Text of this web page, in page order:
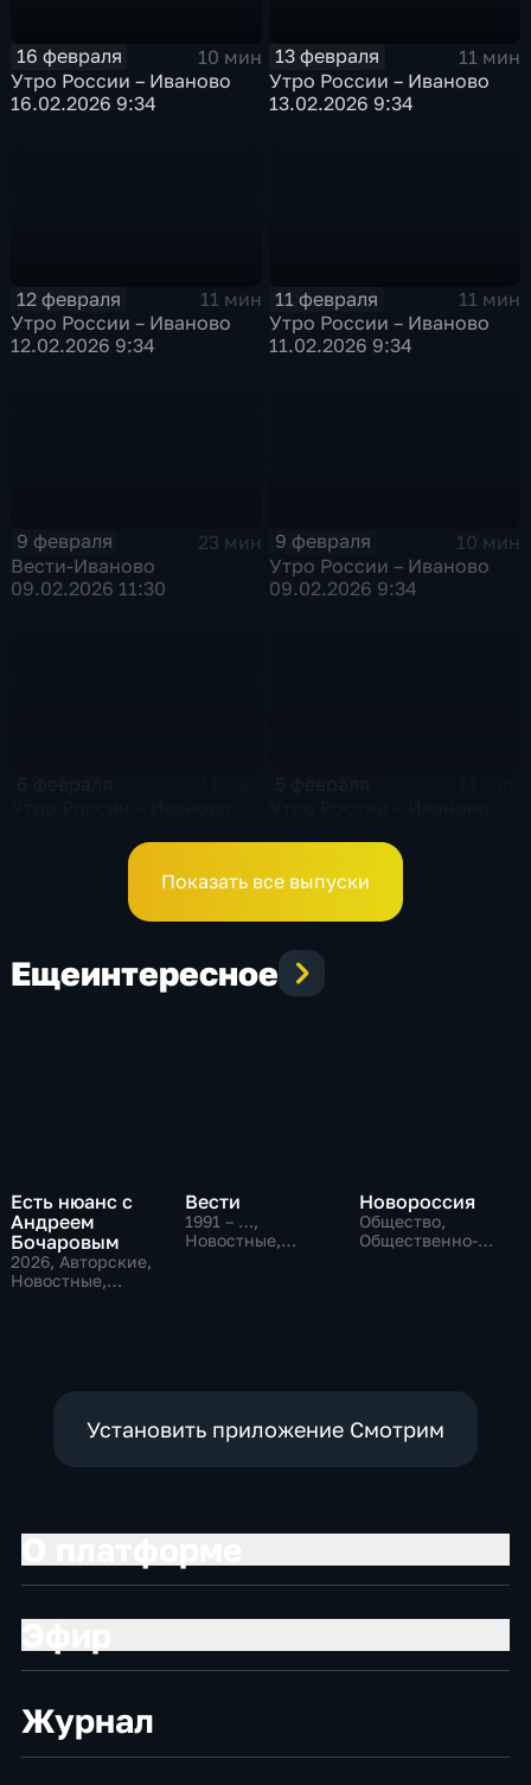
16 февраля
10 мин
Утро России – Иваново
16.02.2026 9:34
13 февраля
11 мин
Утро России – Иваново
13.02.2026 9:34
12 февраля
11 мин
Утро России – Иваново
12.02.2026 9:34
11 февраля
11 мин
Утро России – Иваново
11.02.2026 9:34
9 февраля
23 мин
Вести-Иваново
09.02.2026 11:30
9 февраля
10 мин
Утро России – Иваново
09.02.2026 9:34
Показать все выпуски
Ещеинтересное
Есть нюанс с
Андреем
Бочаровым
2026, Авторские,
Новостные,
Вести
1991 – …,
Новостные,
Новороссия
Общество,
Общественно-
Установить приложение Смотрим
Журнал